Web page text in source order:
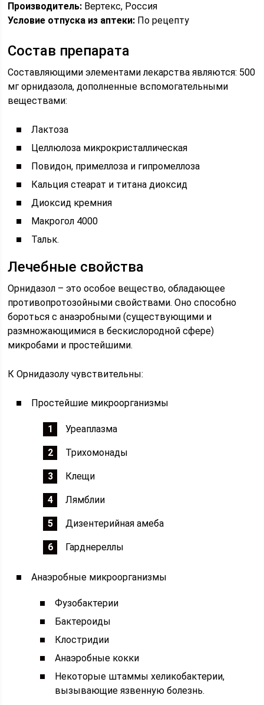
Производитель: Вертекс, Россия
Условие отпуска из аптеки: По рецепту
Состав препарата
Составляющими элементами лекарства являются: 500
мг орнидазола, дополненные вспомогательными
веществами:
Лактоза
Целлюлоза микрокристаллическая
Повидон, примеллоза и гипромеллоза
Кальция стеарат и титана диоксид
Диоксид кремния
Макрогол 4000
Тальк.
Лечебные свойства
Орнидазол – это особое вещество, обладающее
противопротозойными свойствами. Оно способно
бороться с анаэробными (существующими и
размножающимися в бескислородной сфере)
микробами и простейшими.
К Орнидазолу чувствительны:
Простейшие микроорганизмы
Уреаплазма
Трихомонады
Клещи
Лямблии
Дизентерийная амеба
Гарднереллы
Анаэробные микроорганизмы
Фузобактерии
Бактероиды
Клостридии
Анаэробные кокки
Некоторые штаммы хеликобактерии,
вызывающие язвенную болезнь.